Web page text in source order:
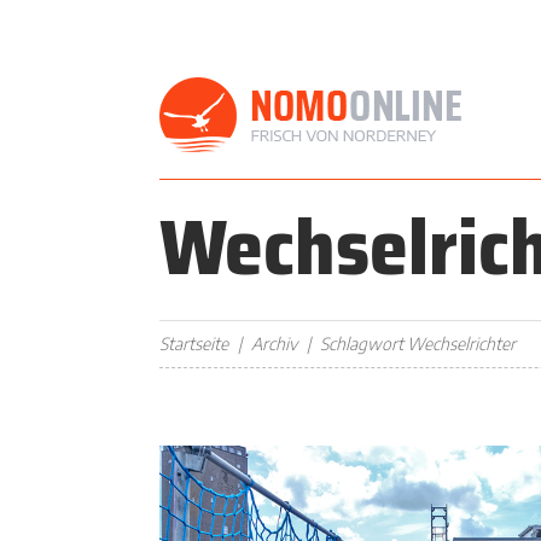
Startseite Archiv Schlagwort Wechselrichter